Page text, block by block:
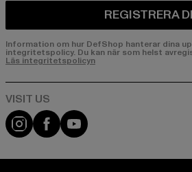
REGISTRERA
Information om hur DefShop hanterar dina
integritetspolicy. Du kan när som helst
Läs integritetspolicyn
Visit our Instagram page:
Visit our Facebook page:
Visit our YouTube